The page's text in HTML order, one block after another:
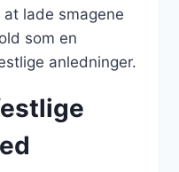
lade smagene
som en
anledninger.